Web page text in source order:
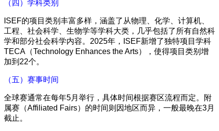
（四）学科类别
ISEF的项目类别丰富多样，涵盖了从物理、化学、计算机、
工程、社会科学、生物学等学科大类，几乎包括了所有自然科
学和部分社会科学内容。2025年，ISEF新增了独特项目学科
TECA（Technology Enhances the Arts），使得项目类别增
加到22个。
（五）赛事时间
全球赛通常在每年5月举行，具体时间根据赛区流程而定。附
属赛（Affiliated Fairs）的时间则因地区而异，一般最晚在3月
截止。